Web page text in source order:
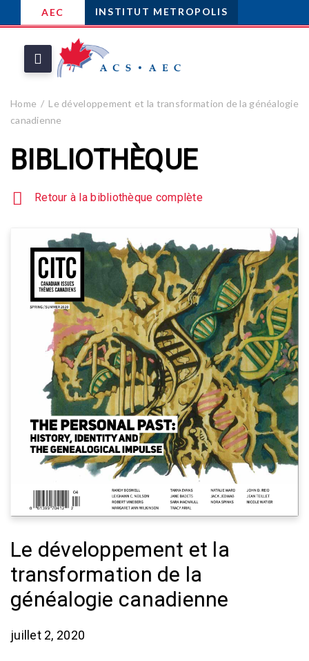
AEC INSTITUT METROPOLIS
Home
Le développement et la transformation de la généalogie
canadienne
BIBLIOTHÈQUE
Retour à la bibliothèque complète
Le développement et la
transformation de la
généalogie canadienne
juillet 2, 2020